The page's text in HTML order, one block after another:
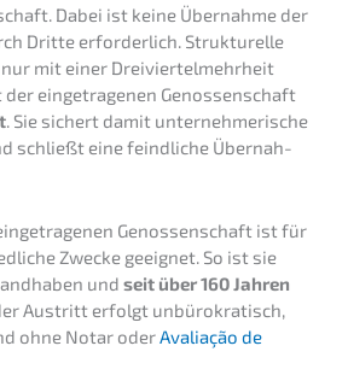
Dabei ist keine Übernah­me der
Dritte erfor­der­lich. Struk­tu­rel­le
mit einer Dreivier­tel­mehr­heit
der einge­tra­ge­nen Genos­sen­schaft
. Sie sichert damit unter­neh­me­ri­sche
schließt eine feind­li­che Übernah­
Genos­sen­schaft ist für
Zwecke geeig­net. So ist sie
und seit über 160 Jahren
Austritt erfolgt unbüro­kra­tisch,
ohne Notar oderAvalia­ção de